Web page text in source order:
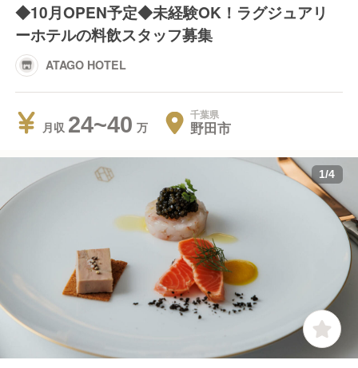
◆10月OPEN予定◆未経験OK！ラグジュアリ
ーホテルの料飲スタッフ募集
ATAGO HOTEL
月収 24~40 千葉県
野田市
1/4